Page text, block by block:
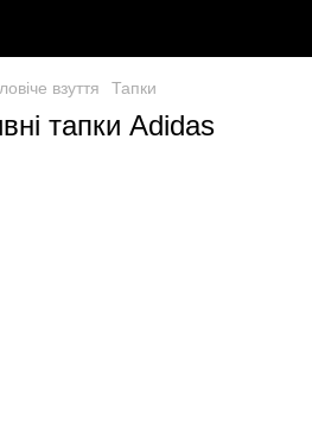
взуття Тапки
тапки Adidas